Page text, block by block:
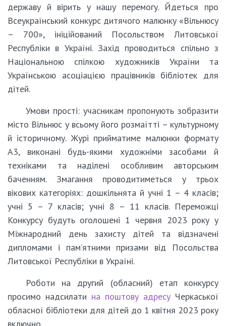
державу й вірить у нашу перемогу. Йдеться про
Всеукраїнський конкурс дитячого малюнку «Вільнюсу
– 700», ініційований Посольством Литовської
Республіки в Україні. Захід проводиться спільно з
Національною спілкою художників України та
Українською асоціацією працівників бібліотек для
дітей.
Умови прості: учасникам пропонують зобразити
місто Вільнюс у всьому його розмаїтті – культурному
й історичному. Журі прийматиме малюнки формату
А3, виконані будь-якими художніми засобами й
техніками та наділені особливим авторським
баченням. Змагання проводитиметься у трьох
вікових категоріях: дошкільнята й учні 1 – 4 класів;
учні 5 – 7 класів; учні 8 – 11 класів. Переможці
Конкурсу будуть оголошені 1 червня 2023 року у
Міжнародний день захисту дітей та відзначені
дипломами і пам’ятними призами від Посольства
Литовської Республіки в Україні.
Роботи на другий (обласний) етап конкурсу
просимо надсилати на поштову адресу Черкаської
обласної бібліотеки для дітей до 1 квітня 2023 року